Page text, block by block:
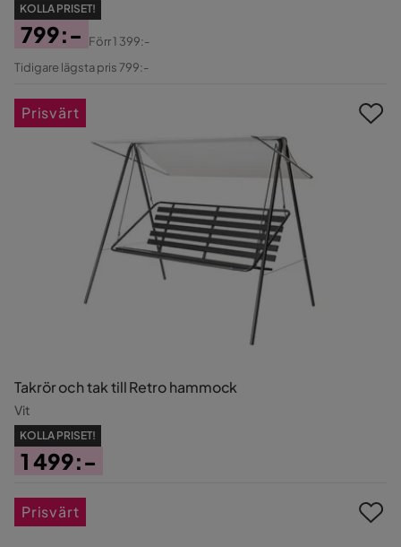
KOLLA PRISET!
Pris
799:-
Original
Förr1 399:-
Tidigare lägsta pris 799:-
Takrör och tak till Retro hammock
Vit
KOLLA PRISET!
1 499:-
Prisvärt
Prisvärt